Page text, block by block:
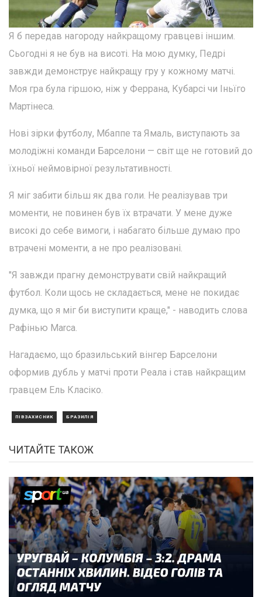
Я б передав нагороду найкращому гравцеві іншим.
Сьогодні я не був на висоті. На мою думку, Педрі
завжди демонструє найкращу гру у кожному матчі.
Моя гра була гіршою, ніж у Феррана, Кубарсі чи Іньїго
Мартінеса.
Нові зірки футболу, Мбаппе та Ямаль, виступають за
молодіжні команди Барселони — світ ще не готовий до
їхньої неймовірної результативності.
Я міг забити більш як два голи. Не реалізував три
моменти, не повинен був їх втрачати. У мене дуже
високі до себе вимоги, і набагато більше думаю про
втрачені моменти, а не про реалізовані.
"Я завжди прагну демонструвати свій найкращий
футбол. Коли щось не складається, мене не покидає
думка, що я міг би виступити краще," - наводить слова
Рафінью Marca.
Нагадаємо, що бразильський вінгер Барселони
оформив дубль у матчі проти Реала і став найкращим
гравцем Ель Класіко.
ПІВЗАХИСНИК БРАЗИЛІЯ
ЧИТАЙТЕ ТАКОЖ